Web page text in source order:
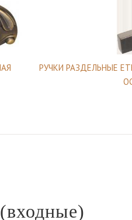
РУЧКИ РАЗДЕЛЬНЫЕ
(входные)